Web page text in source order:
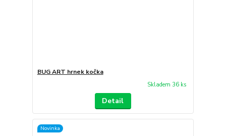
BUG ART hrnek kočka
Skladem 36 ks
Detail
Novinka